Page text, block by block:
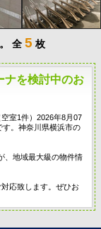
全 5 枚
ナを検討中のお
室1件）2026年8月07
す。神奈川県横浜市の
、地域最大級の物件情
応致します。ぜひお